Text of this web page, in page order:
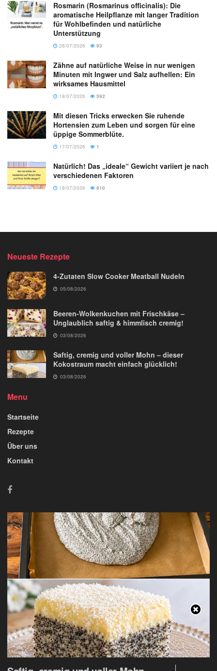
Rosmarin (Rosmarinus officinalis): Die
aromatische Heilpflanze mit langer Tradition
für Wohlbefinden und natürliche
Unterstützung
28/07/2026 93
Zähne auf natürliche Weise in nur wenigen
Minuten mit Ingwer und Salz aufhellen: Ein
wirksames Hausmittel
18/07/2026 592
Mit diesen Tricks erwecken Sie ruhende
Hortensien zum Leben und sorgen für eine
üppige Sommerblüte.
17/07/2026 1
Natürlich! Das „ideale“ Gewicht variiert je nach
verschiedenen Faktoren
18/07/2026 810
Neueste Rezepte
4-Zutaten Slow Cooker Meatball Nudeln
05/08/2026
Beeren-Wolkenkuchen mit Frischkäse –
Unglaublich saftig & himmlisch cremig!
03/08/2026
Saftig, cremig und voller Mohn – dieser
Kokostraum macht einfach glücklich!
03/08/2026
Menu
Startseite
Rezepte
Über uns
Kontakt